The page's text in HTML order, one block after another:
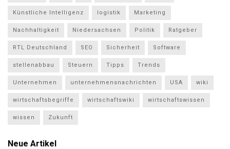
Künstliche Intelligenz logistik Marketing
Nachhaltigkeit Niedersachsen Politik Ratgeber
RTL Deutschland SEO Sicherheit Software
stellenabbau Steuern Tipps Trends
Unternehmen unternehmensnachrichten USA wiki
wirtschaftsbegriffe wirtschaftswiki wirtschaftswissen
wissen Zukunft
Neue Artikel